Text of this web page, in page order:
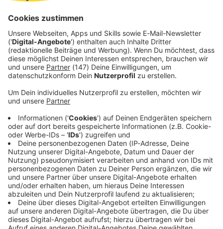
Immer auf dem Laufenden